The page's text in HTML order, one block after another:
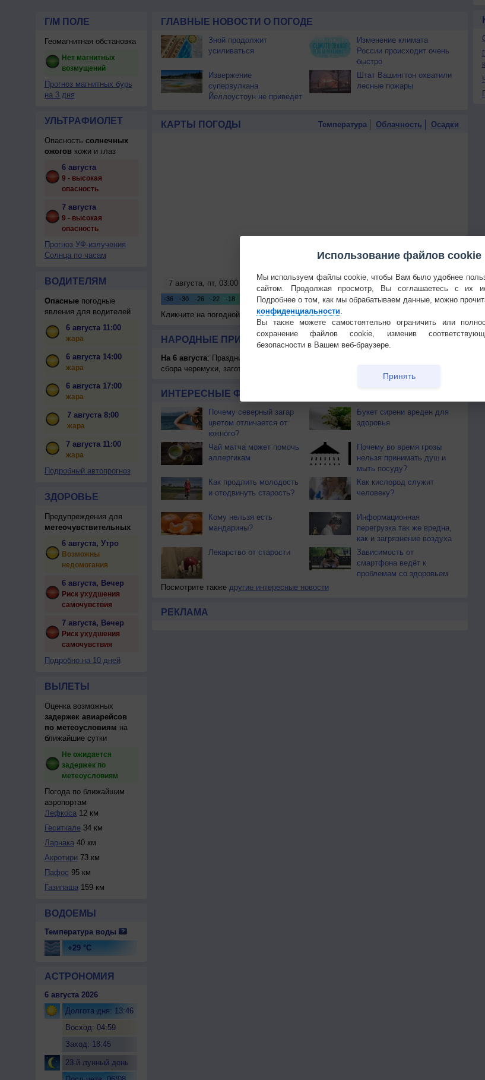
Г/М ПОЛЕ
Геомагнитная обстановка
Нет магнитных
возмущений
Прогноз магнитных бурь
на 3 дня
УЛЬТРАФИОЛЕТ
Опасность солнечных
ожоговкожи и глаз
6 августа
9 - высокая
опасность
7 августа
9 - высокая
опасность
Прогноз УФ-излучения
Солнца по часам
ВОДИТЕЛЯМ
Опасныепогодные
явления для водителей
6 августа 11:00
жара
6 августа 14:00
жара
6 августа 17:00
жара
7 августа 8:00
жара
7 августа 11:00
жара
Подробный автопрогноз
ЗДОРОВЬЕ
Предупреждения для
метеочувствительных
6 августа, Утро
Возможны
недомогания
6 августа, Вечер
Риск ухудшения
самочувствия
7 августа, Вечер
Риск ухудшения
самочувствия
Подробно на 10 дней
ВЫЛЕТЫ
Оценка возможных
задержек авиарейсов
по метеоусловиям на
ближайшие сутки
Не ожидается
задержек по
метеоусловиям
Погода по ближайшим
аэропортам
Лефкоса12 км
Геситкале34 км
Ларнака40 км
Акротири 73 км
Пафос 95 км
Газипаша159 км
ВОДОЕМЫ
Температура воды
+29 °C
АСТРОНОМИЯ
6 августа 2026
Долгота дня: 13:46
Восход: 04:59
Заход: 18:45
23-й лунный день
ГЛАВНЫЕ НОВОСТИ О ПОГОДЕ
Зной продолжит
усиливаться
Изменение климата
России происходит очень
быстро
Извержение
супервулкана
Йеллоустоун не приведёт
Штат Вашингтон охватили
лесные пожары
КАРТЫ ПОГОДЫ Температура Облачность Осадки
Кликните на погодной карте для получения подробных данных
НАРОДНЫЕ ПРИМЕТЫ И ПРАЗДНИКИ
На 6 августа: Праздник жатвы. Почти повсеместно поспел хлеб. Наступает пора
сбора черемухи, заготавливают березовые веники.
ИНТЕРЕСНЫЕ ФАКТЫ О ЗДОРОВЬЕ
Почему северный загар
цветом отличается от
южного?
Букет сирени вреден для
здоровья
Чай матча может помочь
аллергикам
Почему во время грозы
нельзя принимать душ и
мыть посуду?
Как продлить молодость
и отодвинуть старость?
Как кислород служит
человеку?
Кому нельзя есть
мандарины?
Информационная
перегрузка так же вредна,
как и загрязнение воздуха
Лекарство от старости
Зависимость от
смартфона ведёт к
проблемам со здоровьем
Посмотрите также другие интересные новости
РЕКЛАМА
Использование файлов cookie
Мы используем файлы cookie, чтобы Вам было удобнее
сайтом. Продолжая просмотр, Вы соглашаетесь с их
Подробнее о том, как мы обрабатываем данные, можно
конфиденциальности
Вы также можете самостоятельно ограничить или
сохранение файлов cookie, изменив
безопасности в Вашем веб-браузере.
Принять